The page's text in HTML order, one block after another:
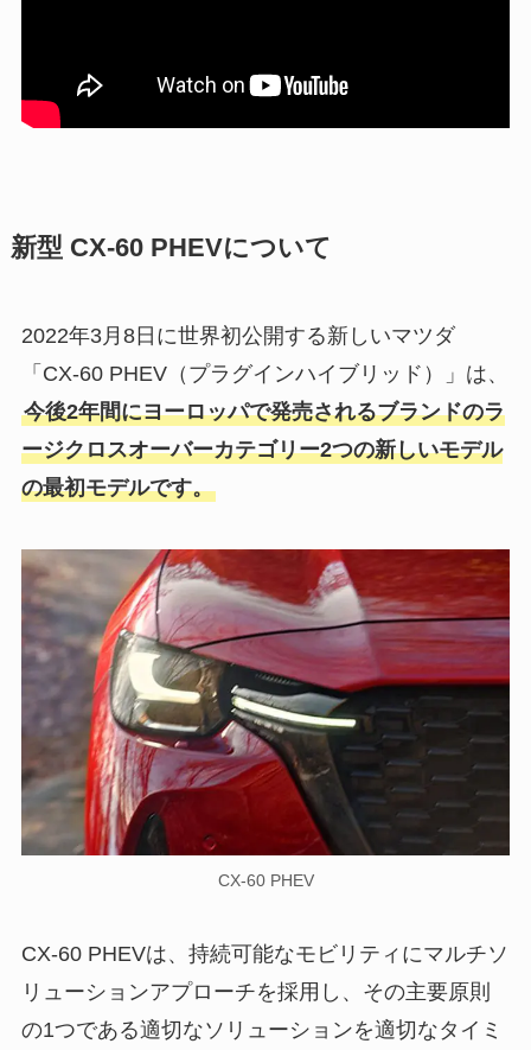
新型 CX-60 PHEVについて
2022年3月8日に世界初公開する新しいマツダ
「CX-60 PHEV（プラグインハイブリッド）」は、
今後2年間にヨーロッパで発売されるブランドのラ
ージクロスオーバーカテゴリー2つの新しいモデル
の最初モデルです。
CX-60 PHEV
CX-60 PHEVは、持続可能なモビリティにマルチソ
リューションアプローチを採用し、その主要原則
の1つである適切なソリューションを適切なタイミ